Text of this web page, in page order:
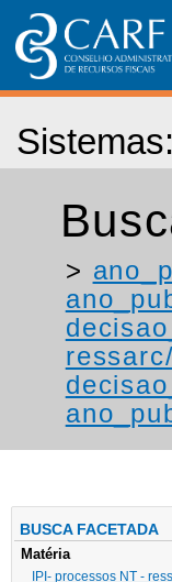
Sistemas:
>
BUSCA FACETADA
Matéria
IPI- processos NT -